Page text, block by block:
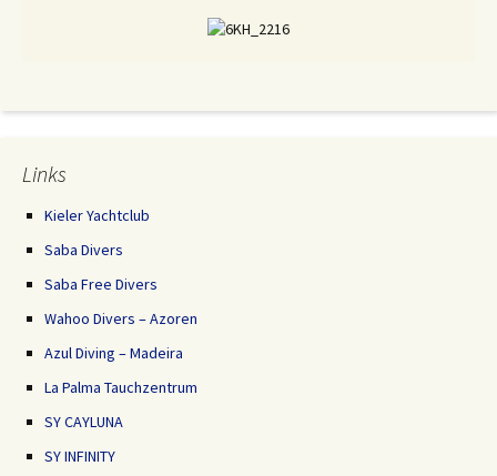
Links
Kieler Yachtclub
Saba Divers
Saba Free Divers
Wahoo Divers – Azoren
Azul Diving – Madeira
La Palma Tauchzentrum
SY CAYLUNA
SY INFINITY